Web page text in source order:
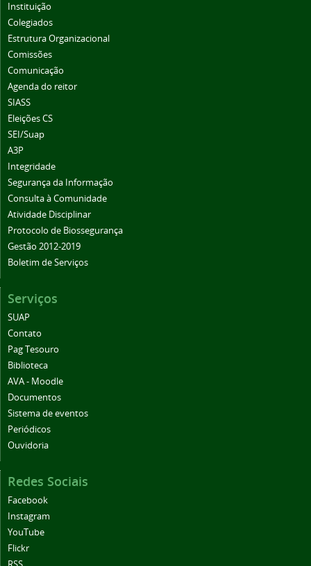
Instituição
Colegiados
Estrutura Organizacional
Comissões
Comunicação
Agenda do reitor
SIASS
Eleições CS
SEI/Suap
A3P
Integridade
Segurança da Informação
Consulta à Comunidade
Atividade Disciplinar
Protocolo de Biossegurança
Gestão 2012-2019
Boletim de Serviços
Serviços
SUAP
Contato
Pag Tesouro
Biblioteca
AVA - Moodle
Documentos
Sistema de eventos
Periódicos
Ouvidoria
Redes Sociais
Facebook
Instagram
YouTube
Flickr